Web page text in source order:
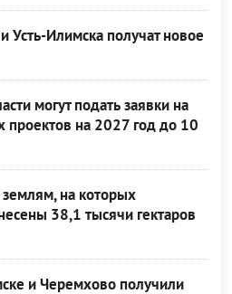
Илимска получат новое
могут подать заявки на
проектов на 2027 год до 10
землям, на которых
38,1 тысячи гектаров
и Черемхово получили